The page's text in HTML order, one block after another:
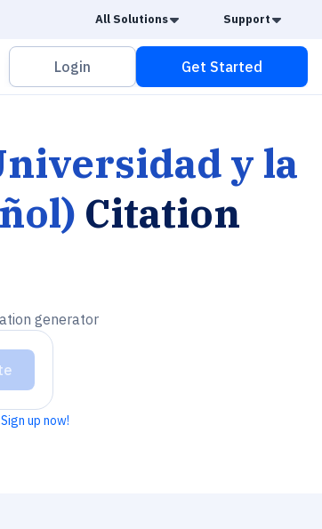
All Solutions Caret Down
Support
down
Login Get Started
y la
Citation
generator
Sign up now!